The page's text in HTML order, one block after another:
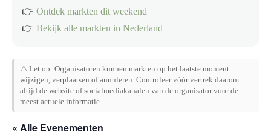
👉 Ontdek markten dit weekend
👉 Bekijk alle markten in Nederland
⚠️ Let op: Organisatoren kunnen markten op het laatste moment
wijzigen, verplaatsen of annuleren. Controleer vóór vertrek daarom
altijd de website of socialmediakanalen van de organisator voor de
meest actuele informatie.
« Alle Evenementen